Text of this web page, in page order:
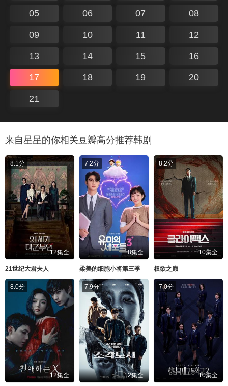
05 06 07 08
09 10 11 12
13 14 15 16
17 18 19 20
21
来自星星的你相关豆瓣高分推荐韩剧
8.1分
12集全
21世纪大君夫人
7.2分
8集全
柔美的细胞小将第三季
8.2分
10集全
权欲之巅
8.0分
12集全
7.9分
12集全
7.0分
10集全